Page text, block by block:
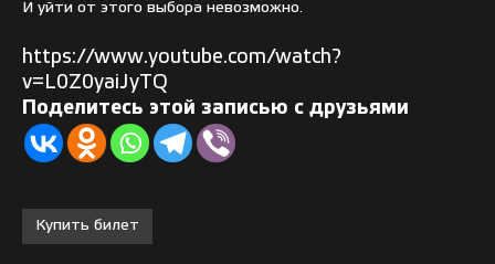
И уйти от этого выбора невозможно.
https://www.youtube.com/watch?
v=L0Z0yaiJyTQ
Поделитесь этой записью с друзьями
Купить билет